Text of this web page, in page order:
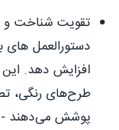
تقویت شناخت و
دستورالعمل های
افزایش دهد. این
طرح‌های رنگی،
پوشش می‌دهند -